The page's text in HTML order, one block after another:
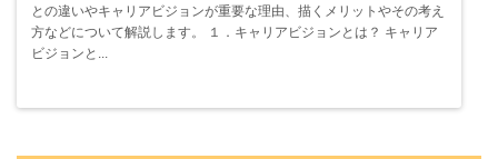
との違いやキャリアビジョンが重要な理由、描くメリットやその考え
方などについて解説します。 １．キャリアビジョンとは？ キャリア
ビジョンと...